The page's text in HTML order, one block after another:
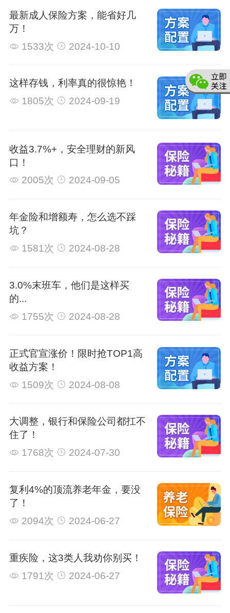
最新成人保险方案，能省好几
万！
1533次
2024-10-10
这样存钱，利率真的很惊艳！
1805次
2024-09-19
收益3.7%+，安全理财的新风
口！
2005次
2024-09-05
年金险和增额寿，怎么选不踩
坑？
1581次
2024-08-28
3.0%末班车，他们是这样买
的...
1755次
2024-08-28
正式官宣涨价！限时抢TOP1高
收益方案！
1509次
2024-08-08
大调整，银行和保险公司都扛不
住了！
1768次
2024-07-30
复利4%的顶流养老年金，要没
了！
2094次
2024-06-27
重疾险，这3类人我劝你别买！
1791次
2024-06-27